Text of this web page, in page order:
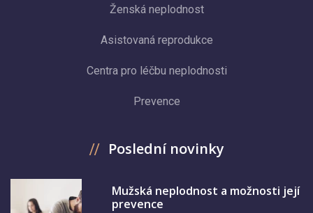
Ženská neplodnost
Asistovaná reprodukce
Centra pro léčbu neplodnosti
Prevence
Poslední novinky
Mužská neplodnost a možnosti její
prevence